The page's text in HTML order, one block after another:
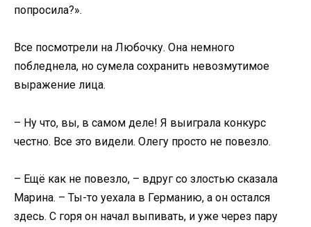
попросила?».
Все посмотрели на Любочку. Она немного
побледнела, но сумела сохранить невозмутимое
выражение лица.
– Ну что, вы, в самом деле! Я выиграла конкурс
честно. Все это видели. Олегу просто не повезло.
– Ещё как не повезло, – вдруг со злостью сказала
Марина. – Ты-то уехала в Германию, а он остался
здесь. С горя он начал выпивать, и уже через пару